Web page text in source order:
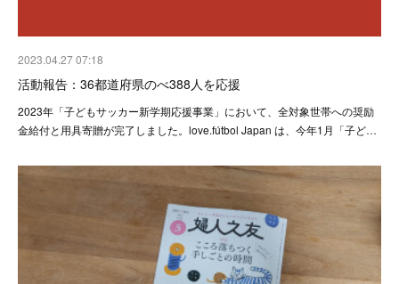
2023.04.27 07:18
活動報告：36都道府県のべ388人を応援
2023年「子どもサッカー新学期応援事業」において、全対象世帯への奨励
金給付と用具寄贈が完了しました。love.fútbol Japan は、今年1月「子ど…